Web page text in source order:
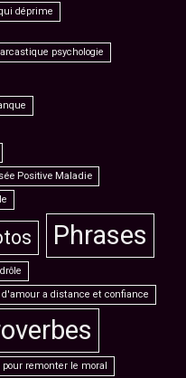
déprime
psychologie
Positive Maladie
Phrases
d'amour a distance et confiance
remonter le moral